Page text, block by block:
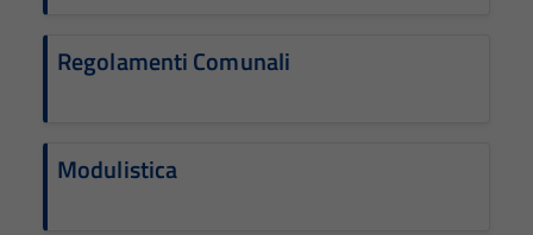
Regolamenti Comunali
Modulistica